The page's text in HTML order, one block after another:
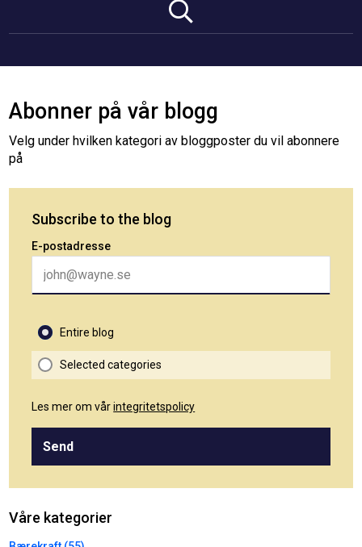
Abonner på vår blogg
Velg under hvilken kategori av bloggposter du vil abonnere
på
Subscribe to the blog
E-postadresse
Entire blog
Selected categories
Les mer om vårintegritetspolicy
Send
Våre kategorier